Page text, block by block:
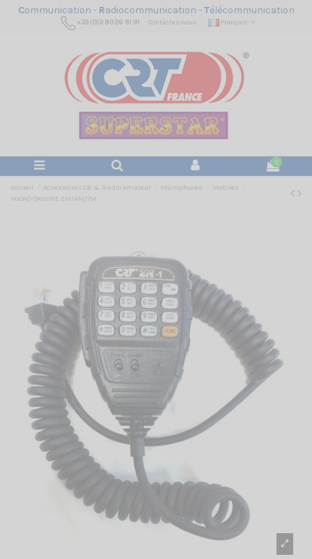
Communication - Radiocommunication -Télécommunication
+33 (0)3 80 26 91 91 Contactez-nous Français
0
Accueil Accessoires CB & Radio Amateur Microphones
Mobiles
MICRO ORIGINE 2M/4M/7M